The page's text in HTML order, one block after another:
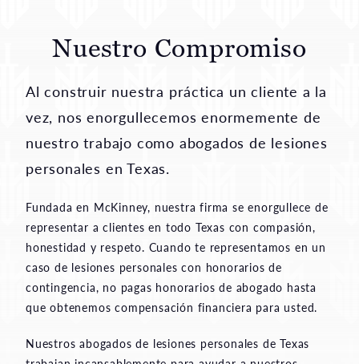
Nuestro Compromiso
Al construir nuestra práctica un cliente a la
vez, nos enorgullecemos enormemente de
nuestro trabajo como abogados de lesiones
personales en Texas.
Fundada en McKinney, nuestra firma se enorgullece de
representar a clientes en todo Texas con compasión,
honestidad y respeto. Cuando te representamos en un
caso de lesiones personales con honorarios de
contingencia, no pagas honorarios de abogado hasta
que obtenemos compensación financiera para usted.
Nuestros abogados de lesiones personales de Texas